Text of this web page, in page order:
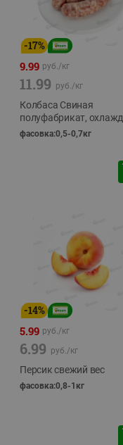
-17%
9.99 руб./кг
11.99 руб./кг
Колбаса Свиная
полуфабрикат, охлажд
фасовка:0,5-0,7кг
-14%
5.99 руб./кг
6.99 руб./кг
Персик свежий вес
фасовка:0,8-1кг